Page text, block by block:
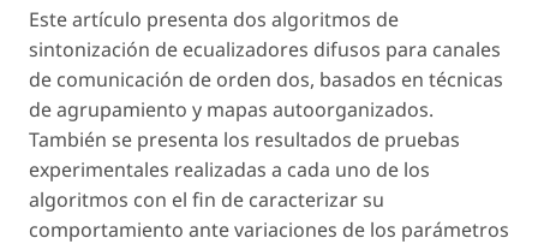
Este artículo presenta dos algoritmos de
sintonización de ecualizadores difusos para canales
de comunicación de orden dos, basados en técnicas
de agrupamiento y mapas autoorganizados.
También se presenta los resultados de pruebas
experimentales realizadas a cada uno de los
algoritmos con el fin de caracterizar su
comportamiento ante variaciones de los parámetros